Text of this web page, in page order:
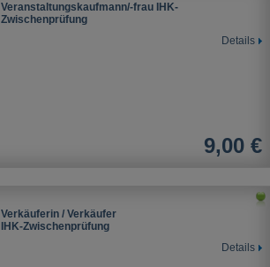
Veranstaltungskaufmann/-frau IHK-
Zwischenprüfung
Details
9,00 €
Verkäuferin / Verkäufer
IHK-Zwischenprüfung
Details